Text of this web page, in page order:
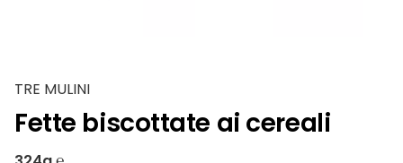
TRE MULINI
Fette biscottate ai cereali